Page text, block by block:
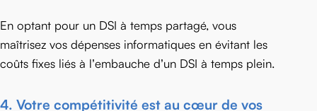
En optant pour un DSI à temps partagé, vous
maîtrisez vos dépenses informatiques en évitant les
coûts fixes liés à l’embauche d’un DSI à temps plein.
4. Votre compétitivité est au cœur de vos